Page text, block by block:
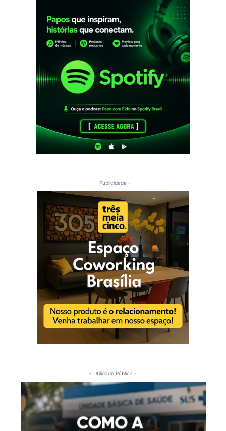
- Publicidade -
- Utilidade Pública -